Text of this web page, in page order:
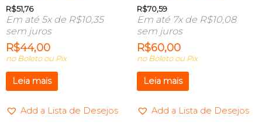
R$51,76
Em até 5x de R$10,35
sem juros
R$44,00
no Boleto ou Pix
Leia mais
Add a Lista de Desejos
R$70,59
Em até 7x de R$10,08
sem juros
R$60,00
no Boleto ou Pix
Leia mais
Add a Lista de Desejos